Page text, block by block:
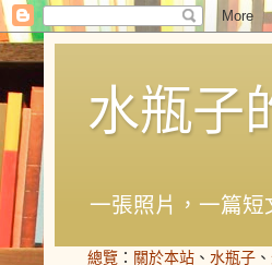
水瓶子
一張照片，一篇短
總覽 ： 關於本站 、 水瓶子 、